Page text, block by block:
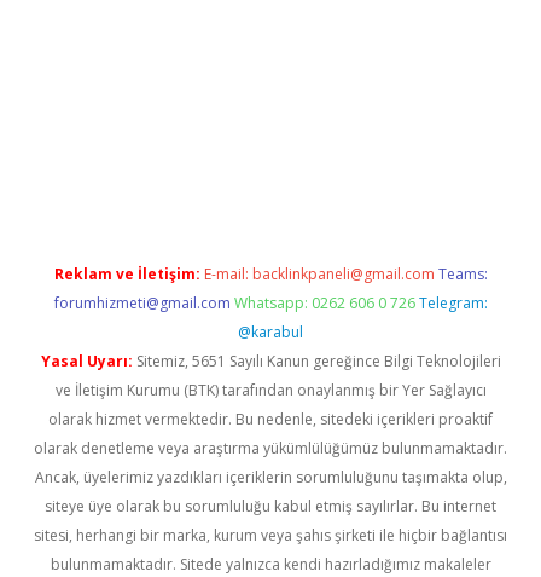
Reklam ve İletişim: E-mail: backlinkpaneli@gmail.com Teams:
forumhizmeti@gmail.com Whatsapp: 0262 606 0 726 Telegram:
@karabul
Yasal Uyarı: Sitemiz, 5651 Sayılı Kanun gereğince Bilgi Teknolojileri
ve İletişim Kurumu (BTK) tarafından onaylanmış bir Yer Sağlayıcı
olarak hizmet vermektedir. Bu nedenle, sitedeki içerikleri proaktif
olarak denetleme veya araştırma yükümlülüğümüz bulunmamaktadır.
Ancak, üyelerimiz yazdıkları içeriklerin sorumluluğunu taşımakta olup,
siteye üye olarak bu sorumluluğu kabul etmiş sayılırlar. Bu internet
sitesi, herhangi bir marka, kurum veya şahıs şirketi ile hiçbir bağlantısı
bulunmamaktadır. Sitede yalnızca kendi hazırladığımız makaleler